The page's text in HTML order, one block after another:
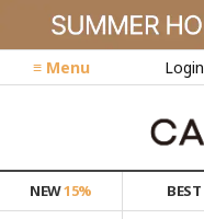
≡ Menu Login
NEW15% BEST